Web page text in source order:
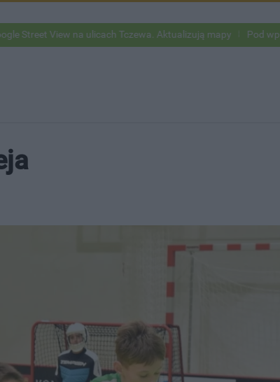
na ulicach Tczewa. Aktualizują mapy Pod wpływem